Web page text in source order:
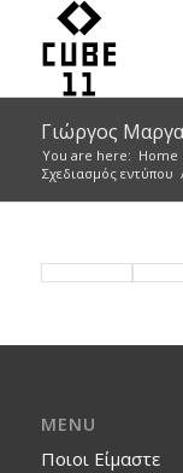
Γιώργος
You are here: Home
Σχεδιασμός εντύπου
MENU
Ποιοι Είμαστε